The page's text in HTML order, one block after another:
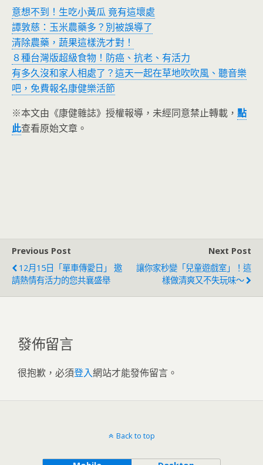
意想不到！生吃小黃瓜 竟有這壞處
譚敦慈：玉米農藥多？別被誤導了
清除農藥，蔬果這樣洗才對！
８種台灣版超級食物！防癌、抗老、有活力
有多久沒和家人相處了？這天一起在草地吹吹風、聽音樂
吧，免費報名康健樂活節
※本文由《康健雜誌》授權報導，未經同意禁止轉載， 點
此查看原始文章。
Previous Post
12月15日「單車傳愛日」 邀
請熱情有活力的您共襄盛舉
Next Post
讓你家秒變「兒童遊戲室」！這
樣做清爽又不失玩味～
發佈留言
很抱歉，必須登入網站才能發佈留言。
Back to top